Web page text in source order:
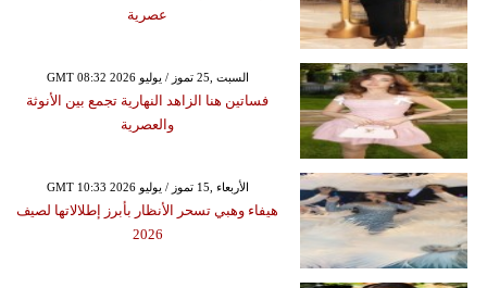
عصرية
GMT 08:32 2026 السبت ,25 تموز / يوليو
فساتين هنا الزاهد النهارية تجمع بين الأنوثة
والعصرية
GMT 10:33 2026 الأربعاء ,15 تموز / يوليو
هيفاء وهبي تسحر الأنظار بأبرز إطلالاتها لصيف
2026